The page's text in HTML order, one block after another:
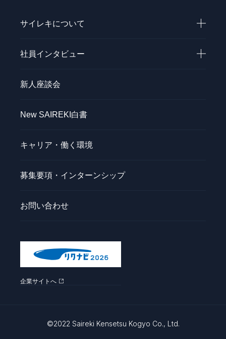
サイレキについて
社員インタビュー
新人座談会
New SAIREKI白書
キャリア・働く環境
募集要項・インターンシップ
お問い合わせ
企業サイトへ
©2022 Saireki Kensetsu Kogyo Co., Ltd.